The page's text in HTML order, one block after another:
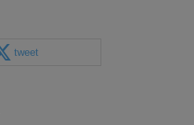
tweet